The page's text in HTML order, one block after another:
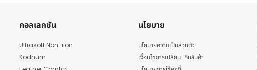
คอลเลกชัน
Ultrasoft Non-iron
Kodnum
นโยบาย
นโยบายความเป็นส่วนตัว
เงื่อนไขการเปลี่ยน-คืนสินค้า